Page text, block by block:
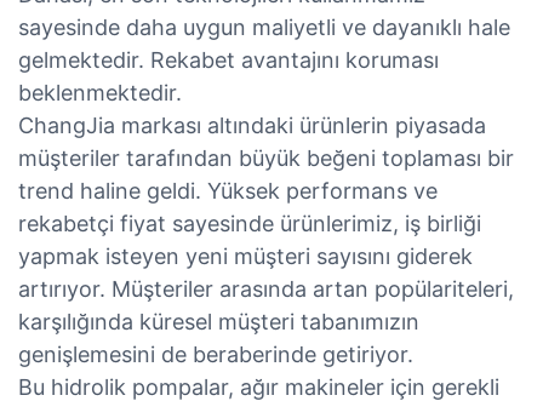
sayesinde daha uygun maliyetli ve dayanıklı hale
gelmektedir. Rekabet avantajını koruması
beklenmektedir.
ChangJia markası altındaki ürünlerin piyasada
müşteriler tarafından büyük beğeni toplaması bir
trend haline geldi. Yüksek performans ve
rekabetçi fiyat sayesinde ürünlerimiz, iş birliği
yapmak isteyen yeni müşteri sayısını giderek
artırıyor. Müşteriler arasında artan popülariteleri,
karşılığında küresel müşteri tabanımızın
genişlemesini de beraberinde getiriyor.
Bu hidrolik pompalar, ağır makineler için gerekli